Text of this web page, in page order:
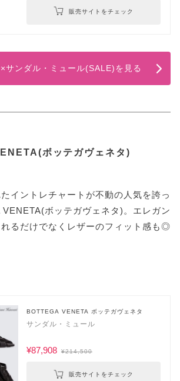
販売サイトをチェック
サンダル・ミュール(SALE)を見る
ボッテガヴェネタ)
イントレチャートが不動の人気を誇っ
ボッテガヴェネタ)。エレガン
れるだけでなくレザーのフィット感も◎
BOTTEGA VENETA ボッテガヴェネタ
サンダル・ミュール
¥87,908 ¥214,500
販売サイトをチェック